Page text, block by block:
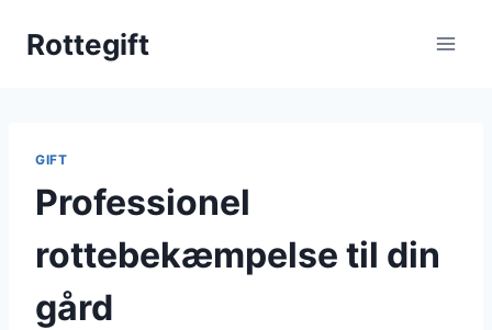
Rottegift
GIFT
Professionel
rottebekæmpelse til din
gård